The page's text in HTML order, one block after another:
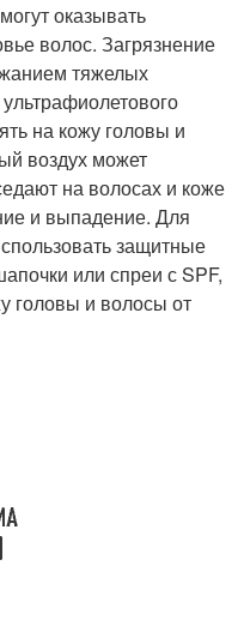
оказывать
волос. Загрязнение
тяжелых
на кожу головы и
воздух может
на волосах и коже
и выпадение. Для
защитные
или спреи с SPF,
головы и волосы от